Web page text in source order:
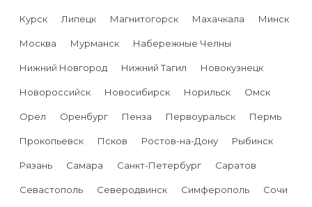
Курск Липецк Магнитогорск Махачкала Минск
Москва Мурманск Набережные Челны
Нижний Новгород Нижний Тагил Новокузнецк
Новороссийск Новосибирск Норильск Омск
Орел Оренбург Пенза Первоуральск Пермь
Прокопьевск Псков Ростов-на-Дону Рыбинск
Рязань Самара Санкт-Петербург Саратов
Севастополь Северодвинск Симферополь Сочи